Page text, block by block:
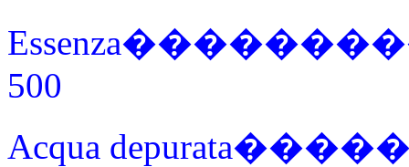
500
Acqua